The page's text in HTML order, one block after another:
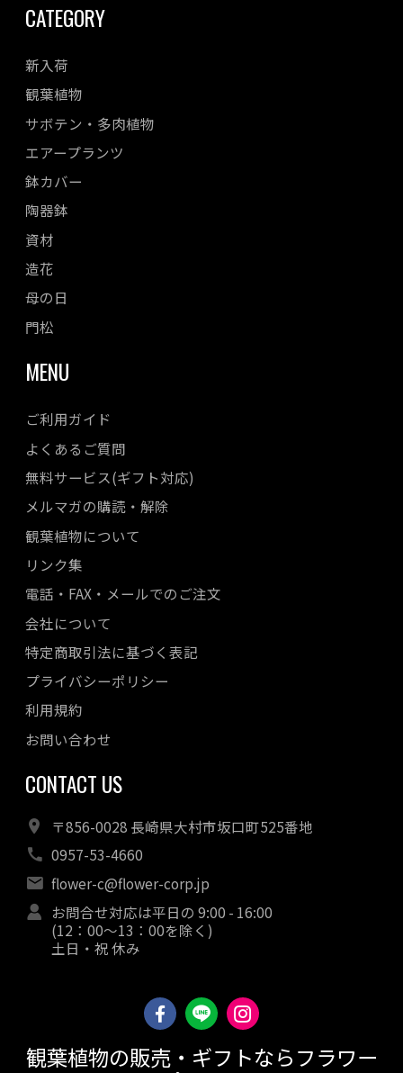
CATEGORY
新入荷
観葉植物
サボテン・多肉植物
エアープランツ
鉢カバー
陶器鉢
資材
造花
母の日
門松
MENU
ご利用ガイド
よくあるご質問
無料サービス(ギフト対応)
メルマガの購読・解除
観葉植物について
リンク集
電話・FAX・メールでのご注文
会社について
特定商取引法に基づく表記
プライバシーポリシー
利用規約
お問い合わせ
CONTACT US
〒856-0028 長崎県大村市坂口町525番地
0957-53-4660
flower-c@flower-corp.jp
お問合せ対応は平日の 9:00 - 16:00
(12：00～13：00を除く)
土日・祝 休み
観葉植物の販売・ギフトならフラワー